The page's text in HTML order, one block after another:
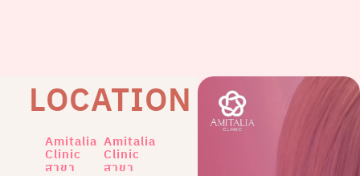
LOCATION
Amitalia
Clinic
สาขา
Amitalia
Clinic
สาขา